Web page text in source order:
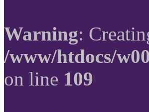
Warning:
/www/htdocs/
on line 109